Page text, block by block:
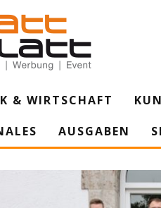
& WIRTSCHAFT
AUSGABEN